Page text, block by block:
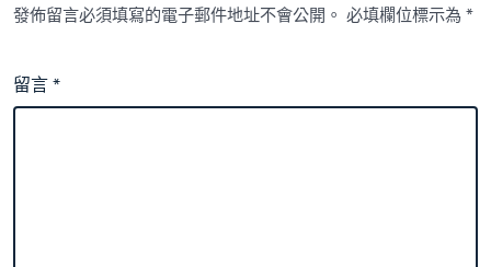
發佈留言必須填寫的電子郵件地址不會公開。 必填欄位標示為*
留言*